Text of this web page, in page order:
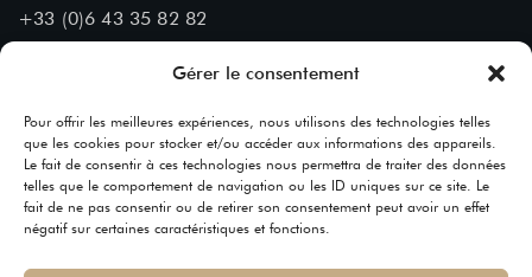
Gérer le consentement
Pour offrir les meilleures expériences, nous utilisons des technologies telles
que les cookies pour stocker et/ou accéder aux informations des appareils.
Le fait de consentir à ces technologies nous permettra de traiter des données
telles que le comportement de navigation ou les ID uniques sur ce site. Le
fait de ne pas consentir ou de retirer son consentement peut avoir un effet
négatif sur certaines caractéristiques et fonctions.
+33 (0)6 43 35 82 82